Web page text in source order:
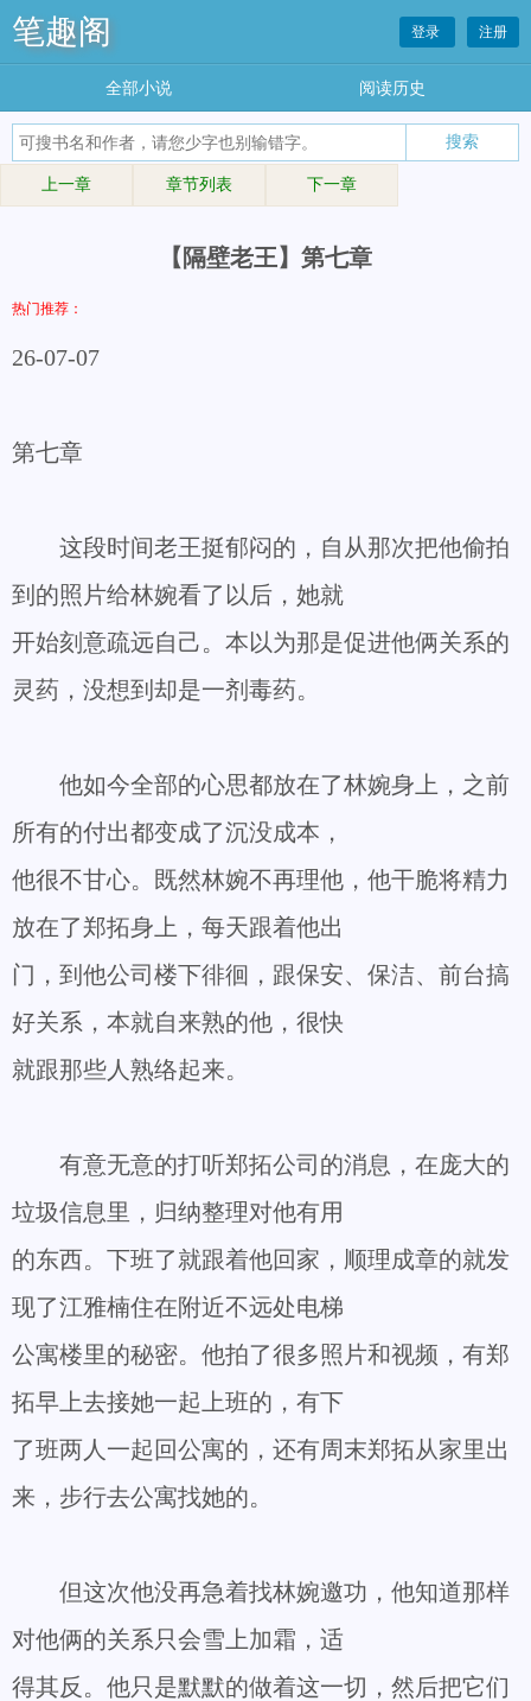
笔趣阁 登录 注册
全部小说 阅读历史
上一章 章节列表 下一章
【隔壁老王】第七章
热门推荐：
26-07-07
第七章
这段时间老王挺郁闷的，自从那次把他偷拍
到的照片给林婉看了以后，她就
开始刻意疏远自己。本以为那是促进他俩关系的
灵药，没想到却是一剂毒药。
他如今全部的心思都放在了林婉身上，之前
所有的付出都变成了沉没成本，
他很不甘心。既然林婉不再理他，他干脆将精力
放在了郑拓身上，每天跟着他出
门，到他公司楼下徘徊，跟保安、保洁、前台搞
好关系，本就自来熟的他，很快
就跟那些人熟络起来。
有意无意的打听郑拓公司的消息，在庞大的
垃圾信息里，归纳整理对他有用
的东西。下班了就跟着他回家，顺理成章的就发
现了江雅楠住在附近不远处电梯
公寓楼里的秘密。他拍了很多照片和视频，有郑
拓早上去接她一起上班的，有下
了班两人一起回公寓的，还有周末郑拓从家里出
来，步行去公寓找她的。
但这次他没再急着找林婉邀功，他知道那样
对他俩的关系只会雪上加霜，适
得其反。他只是默默的做着这一切，然后把它们